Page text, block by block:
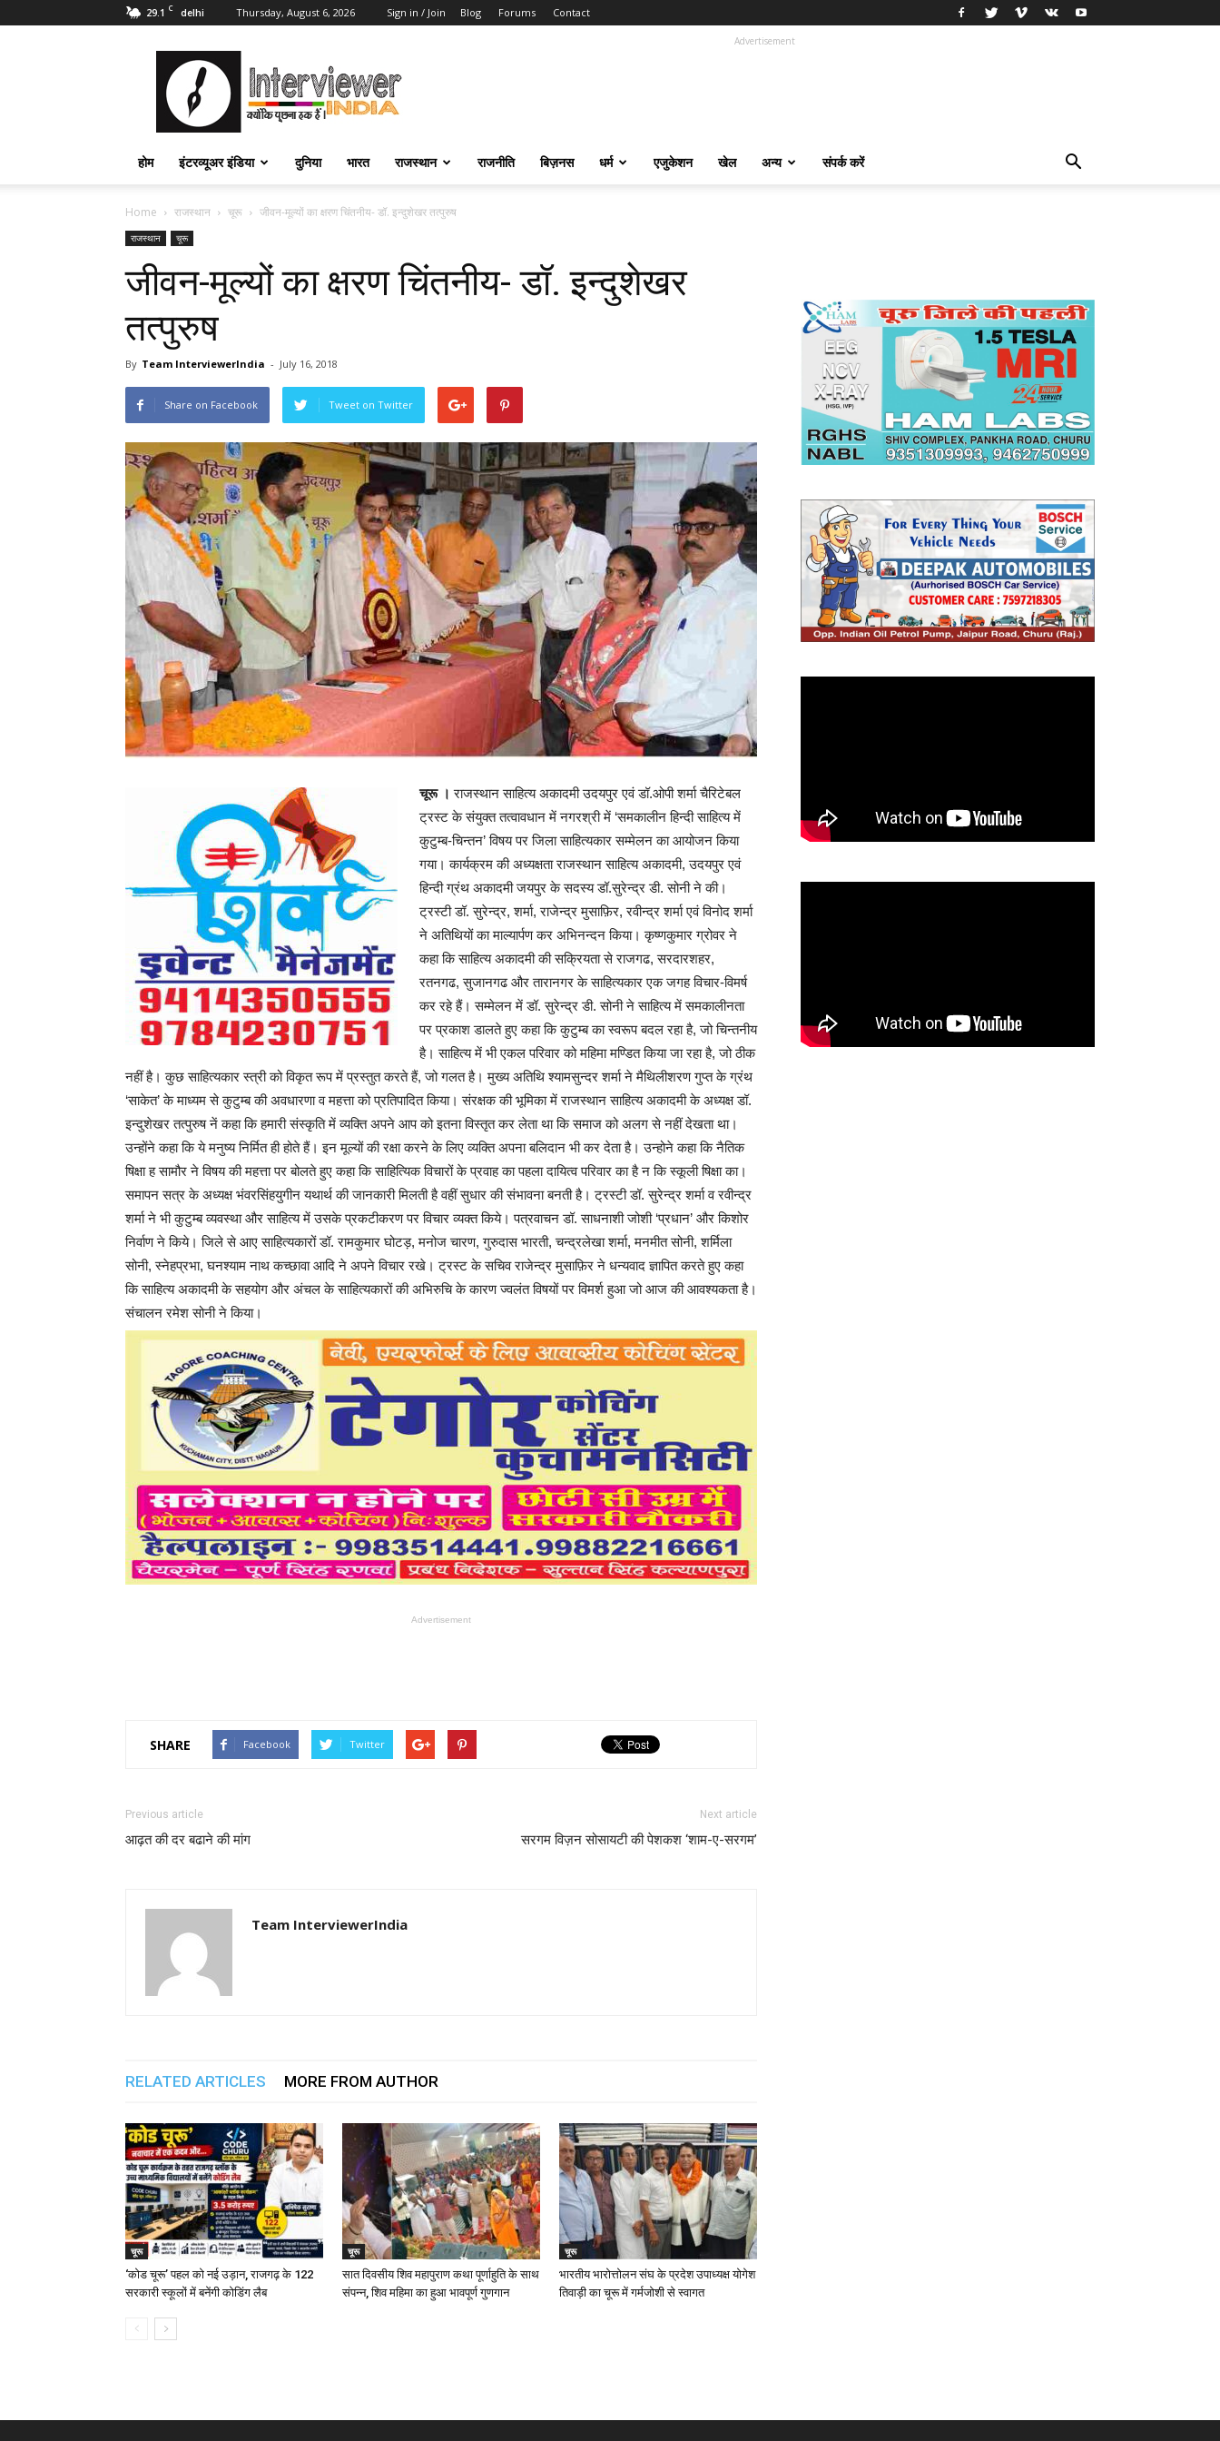
29.1 C delhi Thursday, August 6, 2026 Sign in / Join Blog Forums Contact
Interviewer
India
इंटरव्यूअर
इंडिया
Advertisement
होम इंटरव्यूअर इंडिया दुनिया भारत राजस्थान राजनीति बिज़नस धर्म एजुकेशन खेल अन्य संपर्क करें
Home राजस्थान चूरू जीवन-मूल्यों का क्षरण चिंतनीय- डॉ. इन्दुशेखर तत्पुरुष
राजस्थान चूरू
जीवन-मूल्यों का क्षरण चिंतनीय- डॉ. इन्दुशेखर
तत्पुरुष
By Team InterviewerIndia - July 16, 2018
Share on Facebook Tweet on Twitter
चूरू । राजस्थान साहित्य अकादमी उदयपुर एवं डॉ.ओपी शर्मा चैरिटेबल
ट्रस्ट के संयुक्त तत्वावधान में नगरश्री में ‘समकालीन हिन्दी साहित्य में
कुटुम्ब-चिन्तन’ विषय पर जिला साहित्यकार सम्मेलन का आयोजन किया
गया। कार्यक्रम की अध्यक्षता राजस्थान साहित्य अकादमी, उदयपुर एवं
हिन्दी ग्रंथ अकादमी जयपुर के सदस्य डॉ.सुरेन्द्र डी. सोनी ने की।
ट्रस्टी डॉ. सुरेन्द्र, शर्मा, राजेन्द्र मुसाफ़िर, रवीन्द्र शर्मा एवं विनोद शर्मा
ने अतिथियों का माल्यार्पण कर अभिनन्दन किया। कृष्णकुमार ग्रोवर ने
कहा कि साहित्य अकादमी की सक्रियता से राजगढ, सरदारशहर,
रतनगढ, सुजानगढ और तारानगर के साहित्यकार एक जगह विचार-विमर्ष
कर रहे हैं। सम्मेलन में डॉ. सुरेन्द्र डी. सोनी ने साहित्य में समकालीनता
पर प्रकाश डालते हुए कहा कि कुटुम्ब का स्वरूप बदल रहा है, जो चिन्तनीय
है। साहित्य में भी एकल परिवार को महिमा मण्डित किया जा रहा है, जो ठीक
नहीं है। कुछ साहित्यकार स्त्री को विकृत रूप में प्रस्तुत करते हैं, जो गलत है। मुख्य अतिथि श्यामसुन्दर शर्मा ने मैथिलीशरण गुप्त के ग्रंथ
‘साकेत’ के माध्यम से कुटुम्ब की अवधारणा व महत्ता को प्रतिपादित किया। संरक्षक की भूमिका में राजस्थान साहित्य अकादमी के अध्यक्ष डॉ.
इन्दुशेखर तत्पुरुष नें कहा कि हमारी संस्कृति में व्यक्ति अपने आप को इतना विस्तृत कर लेता था कि समाज को अलग से नहीं देखता था।
उन्होंने कहा कि ये मनुष्य निर्मित ही होते हैं। इन मूल्यों की रक्षा करने के लिए व्यक्ति अपना बलिदान भी कर देता है। उन्होने कहा कि नैतिक
षिक्षा ह सामौर ने विषय की महत्ता पर बोलते हुए कहा कि साहित्यिक विचारों के प्रवाह का पहला दायित्व परिवार का है न कि स्कूली षिक्षा का।
समापन सत्र के अध्यक्ष भंवरसिंहयुगीन यथार्थ की जानकारी मिलती है वहीं सुधार की संभावना बनती है। ट्रस्टी डॉ. सुरेन्द्र शर्मा व रवीन्द्र
शर्मा ने भी कुटुम्ब व्यवस्था और साहित्य में उसके प्रकटीकरण पर विचार व्यक्त किये। पत्रवाचन डॉ. साधनाशी जोशी ‘प्रधान’ और किशोर
निर्वाण ने किये। जिले से आए साहित्यकारों डॉ. रामकुमार घोटड़, मनोज चारण, गुरुदास भारती, चन्द्रलेखा शर्मा, मनमीत सोनी, शर्मिला
सोनी, स्नेहप्रभा, घनश्याम नाथ कच्छावा आदि ने अपने विचार रखे। ट्रस्ट के सचिव राजेन्द्र मुसाफ़िर ने धन्यवाद ज्ञापित करते हुए कहा
कि साहित्य अकादमी के सहयोग और अंचल के साहित्यकारों की अभिरुचि के कारण ज्वलंत विषयों पर विमर्श हुआ जो आज की आवश्यकता है।
संचालन रमेश सोनी ने किया।
Advertisement
SHARE Facebook Twitter
Previous article
आढ़त की दर बढाने की मांग
Next article
सरगम विज़न सोसायटी की पेशकश ‘शाम-ए-सरगम’
Team InterviewerIndia
RELATED ARTICLES MORE FROM AUTHOR
चूरू
‘कोड चूरू’ पहल को नई उड़ान, राजगढ़ के 122
सरकारी स्कूलों में बनेंगी कोडिंग लैब
चूरू
सात दिवसीय शिव महापुराण कथा पूर्णाहुति के साथ
संपन्न, शिव महिमा का हुआ भावपूर्ण गुणगान
चूरू
भारतीय भारोत्तोलन संघ के प्रदेश उपाध्यक्ष योगेश
तिवाड़ी का चूरू में गर्मजोशी से स्वागत